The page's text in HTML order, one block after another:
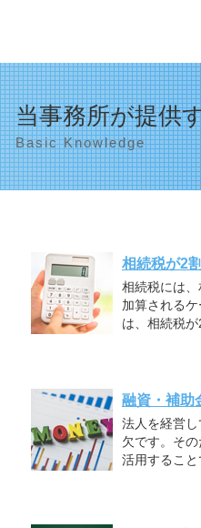
当事務所が提供
Basic Knowledge
相続税が2
相続税には
加算される
は、相続税
融資・補助
法人を経営
欠です。そ
活用するこ